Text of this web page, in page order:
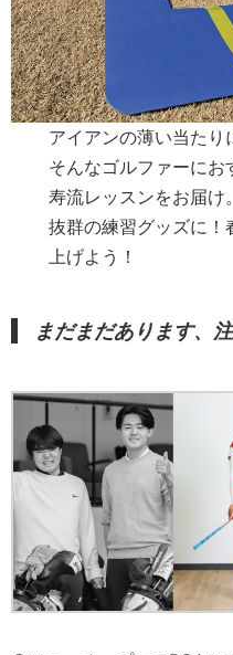
アイアンの薄い当たり
そんなゴルファーに
寿流レッスンをお届
抜群の練習グッズに！
上げよう！
まだまだあります、